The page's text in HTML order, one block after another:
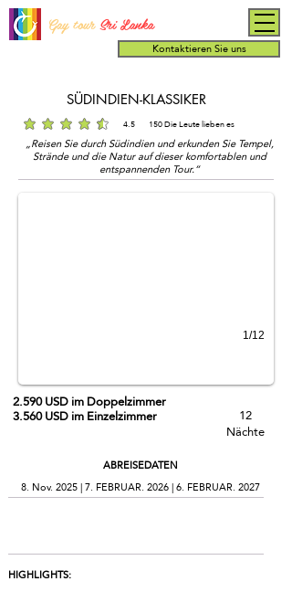
Gay tourSri Lanka
Kontaktieren Sie uns
SÜDINDIEN-KLASSIKER
4.5 150Die Leute lieben es
durchschnittliches Rating ist 4.5 von 5, basierend auf 150 Stimmen, Die
„Reisen Sie durch Südindien und erkunden Sie Tempel,
Strände und die Natur auf dieser komfortablen und
entspannenden Tour.“
south India temples
Meenakshi Temple in South India
1/12
2.590 USD im Doppelzimmer
3.560 USD im Einzelzimmer 12
Nächte
ABREISEDATEN
8. Nov. 2025 | 7. FEBRUAR. 2026 | 6. FEBRUAR. 2027
HIGHLIGHTS: